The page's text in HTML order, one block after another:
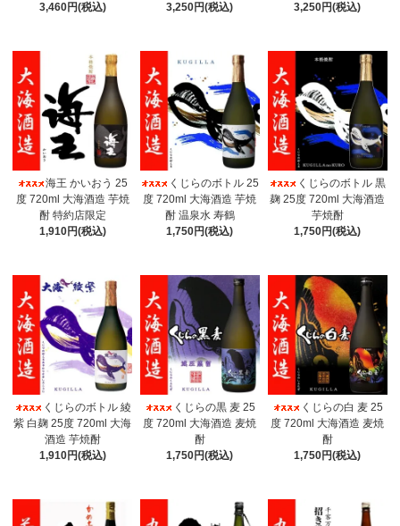
3,460円(税込)
3,250円(税込)
3,250円(税込)
海王 かいおう 25
度 720ml 大海酒造 芋焼
酎 特約店限定
1,910円(税込)
くじらのボトル 25
度 720ml 大海酒造 芋焼
酎 温泉水 寿鶴
1,750円(税込)
くじらのボトル 黒
麹 25度 720ml 大海酒造
芋焼酎
1,750円(税込)
くじらのボトル 綾
紫 白麹 25度 720ml 大海
酒造 芋焼酎
1,910円(税込)
くじらの黒 麦 25
度 720ml 大海酒造 麦焼
酎
1,750円(税込)
くじらの白 麦 25
度 720ml 大海酒造 麦焼
酎
1,750円(税込)